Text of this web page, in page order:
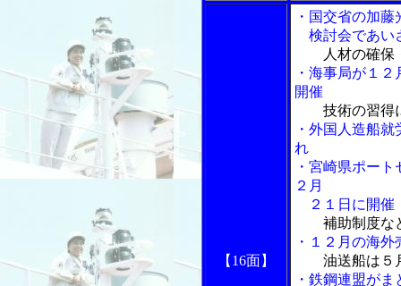
【16面】
・国交省の加
検討会であい
人材の確保
・海事局が１
開催
技術の習得
・外国人造船
れ
・宮崎県ポー
２月
２１日に開催
補助制度な
・１２月の海
油送船は５
・鉄鋼連盟が